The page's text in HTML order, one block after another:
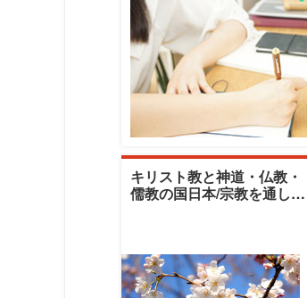
キリスト教と神道・仏教・
儒教の国日本/宗教を通して